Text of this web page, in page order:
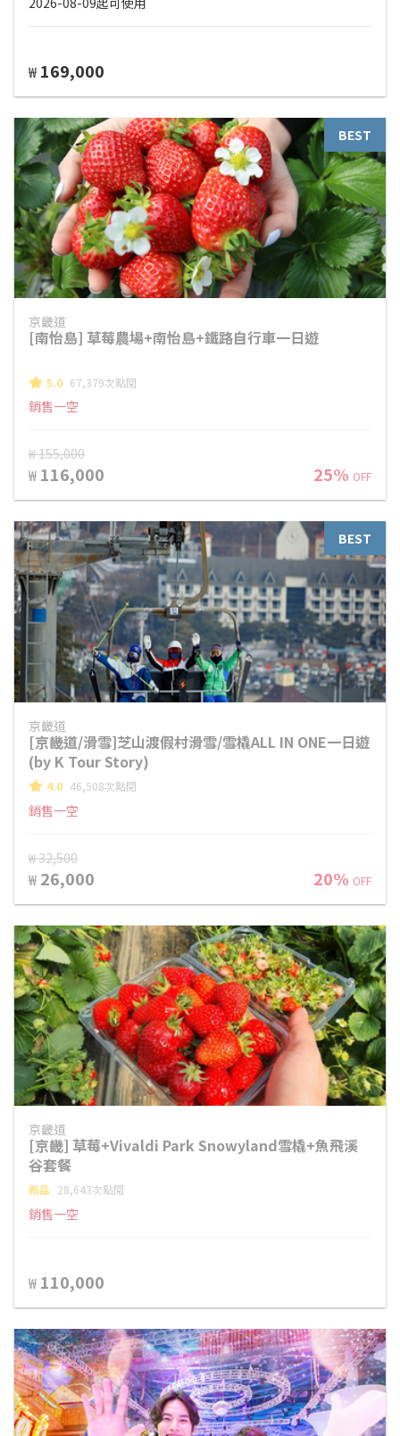
₩ 169,000
BEST
京畿道
[南怡島] 草莓農場+南怡島+鐵路自行車一日遊
5.0 67,379次點閱
銷售一空
₩ 155,000
₩ 116,000 25% OFF
BEST
京畿道
[京畿道/滑雪]芝山渡假村滑雪/雪橇ALL IN ONE一日遊
(by K Tour Story)
4.0 46,508次點閱
銷售一空
₩ 32,500
₩ 26,000 20% OFF
京畿道
[京畿] 草莓+Vivaldi Park Snowyland雪橇+魚飛溪
谷套餐
新品 28,643次點閱
銷售一空
₩ 110,000